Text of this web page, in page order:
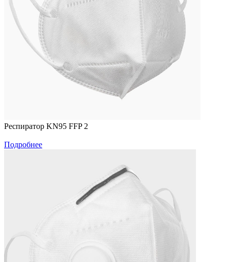
Респиратор KN95 FFP 2
Подробнее